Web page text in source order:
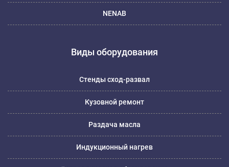
NENAB
Виды оборудования
Стенды сход-развал
Кузовной ремонт
Раздача масла
Индукционный нагрев